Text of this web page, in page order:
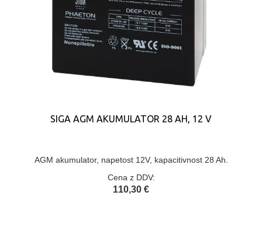
SIGA AGM AKUMULATOR 28 AH, 12 V
AGM akumulator, napetost 12V, kapacitivnost 28 Ah.
Cena z DDV:
110,30 €